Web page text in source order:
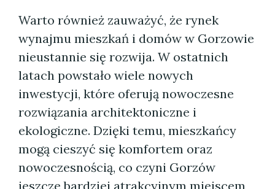
Warto również zauważyć, że rynek
wynajmu mieszkań i domów w Gorzowie
nieustannie się rozwija. W ostatnich
latach powstało wiele nowych
inwestycji, które oferują nowoczesne
rozwiązania architektoniczne i
ekologiczne. Dzięki temu, mieszkańcy
mogą cieszyć się komfortem oraz
nowoczesnością, co czyni Gorzów
jeszcze bardziej atrakcyjnym miejscem